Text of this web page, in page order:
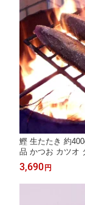
鰹 生たたき 約
品 かつお カツオ
丸竹商店 [Qok4]
3,690円